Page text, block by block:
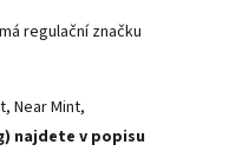
regulační značku
Near Mint,
najdete v popisu